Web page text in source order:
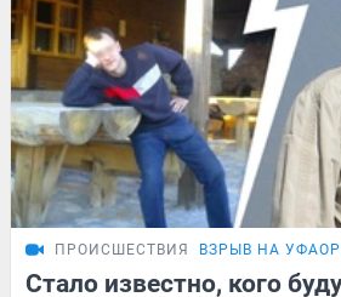
ПРОИСШЕСТВИЯ ВЗРЫВ НА
Стало известно, кого